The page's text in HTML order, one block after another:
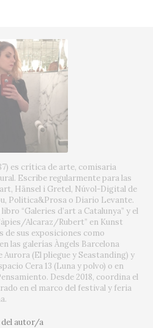
es crítica de arte, comisaria
Escribe regularmente para las
Hänsel i Gretel, Núvol-Digital de
Politica&Prosa o Diario Levante.
“Galeries d’art a Catalunya” y el
Alcaraz/Rubert” en Kunst
de sus exposiciones como
las galerías Àngels Barcelona
(El pliegue y Seastanding) y
Cera 13 (Luna y polvo) o en
Desde 2018, coordina el
en el marco del festival y feria
del autor/a